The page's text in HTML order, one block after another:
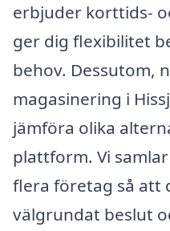
erbjuder korttids-
ger dig flexibilitet
behov. Dessutom,
magasinering i
jämföra olika
plattform. Vi
flera företag så att
välgrundat beslut